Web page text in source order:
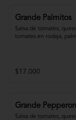
Grande Palmitos
Salsa de tomates,
tomates en rodaja,
$17.000
Grande
Salsa de tomates,